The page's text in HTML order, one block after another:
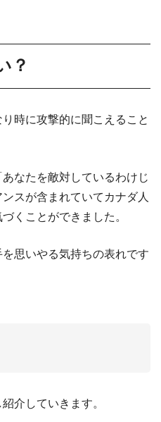
？
時に攻撃的に聞こえること
なたを敵対しているわけじ
スが含まれていてカナダ人
くことができました。
思いやる気持ちの表れです
介していきます。